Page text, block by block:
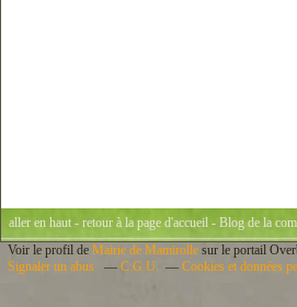
aller en haut- retour à la page d'accueil - Blog de la
Voir le profil de Mairie de Mamirolle sur le portail
Signaler un abus
C.G.U. Cookies et données